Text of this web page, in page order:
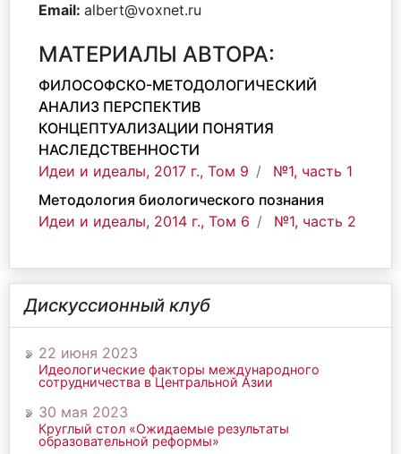
Email: albert@voxnet.ru
МАТЕРИАЛЫ АВТОРА:
ФИЛОСОФСКО-МЕТОДОЛОГИЧЕСКИЙ
АНАЛИЗ ПЕРСПЕКТИВ
КОНЦЕПТУАЛИЗАЦИИ ПОНЯТИЯ
НАСЛЕДСТВЕННОСТИ
Идеи и идеалы, 2017 г., Том 9
№1, часть 1
Методология биологического познания
Идеи и идеалы, 2014 г., Том 6
№1, часть 2
Дискуссионный клуб
22 июня 2023
Идеологические факторы международного
сотрудничества в Центральной Азии
30 мая 2023
Круглый стол «Ожидаемые результаты
образовательной реформы»